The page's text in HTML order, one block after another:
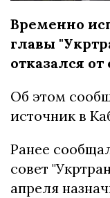
Временно
главы
отказался
Об этом
источник в
Ранее
совет
апреля